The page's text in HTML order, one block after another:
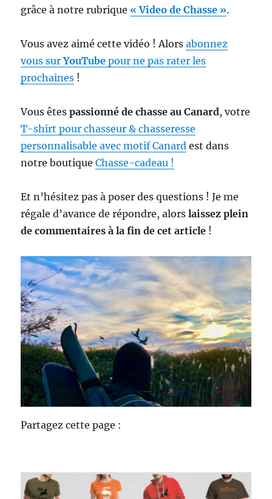
grâce à notre rubrique« Video de Chasse ».
Vous avez aimé cette vidéo ! Alorsabonnez
vous surYouTube pour ne pas rater les
prochaines !
Vous êtespassionné de chasse au Canard, votre
T-shirt pour chasseur & chasseresse
personnalisable avec motif Canard est dans
notre boutiqueChasse-cadeau !
Et n’hésitez pas à poser des questions ! Je me
régale d’avance de répondre, alorslaissez plein
de commentaires à la fin de cet article !
Partagez cette page :